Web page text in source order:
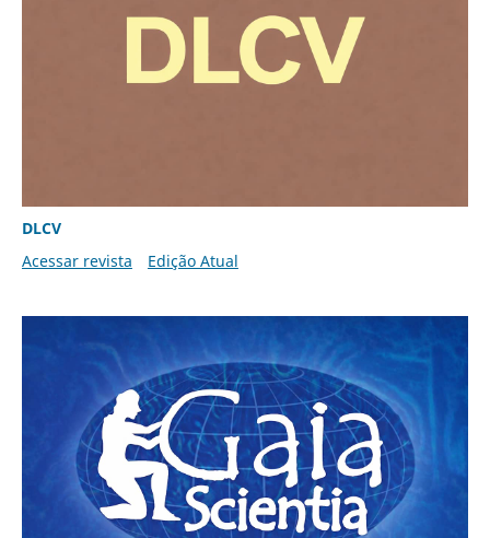
DLCV
Acessar revista
Edição Atual